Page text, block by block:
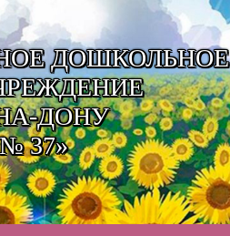
ДОШКОЛЬНОЕ
ДОНУ
37»